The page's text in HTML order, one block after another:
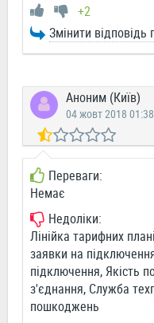
+2
Змінити відповідь
Аноним (Київ)
04 жовт 2018 01:38
Переваги:
Немає
Недоліки:
Лінійка тарифних
заявки на
підключення, Якість
з'єднання, Служба
пошкоджень